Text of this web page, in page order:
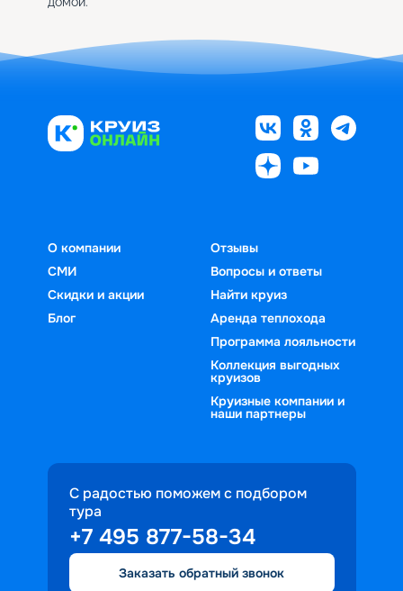
О компании
СМИ
Скидки и акции
Блог
Отзывы
Вопросы и ответы
Найти круиз
Аренда теплохода
Программа лояльности
Коллекция выгодных
круизов
Круизные компании и
наши партнеры
С радостью поможем с подбором
тура
+7 495 877-58-34
Заказать обратный звонок